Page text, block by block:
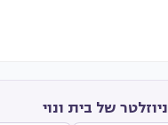
של בית ונוי